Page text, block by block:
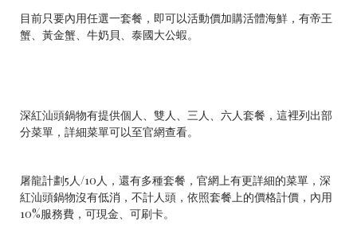
目前只要內用任選一套餐，即可以活動價加購活體海鮮，有帝王
蟹、黃金蟹、牛奶貝、泰國大公蝦。
深紅汕頭鍋物有提供個人、雙人、三人、六人套餐，這裡列出部
分菜單，詳細菜單可以至官網查看。
屠龍計劃5人/10人，還有多種套餐，官網上有更詳細的菜單，深
紅汕頭鍋物沒有低消，不計人頭，依照套餐上的價格計價，內用
10%服務費，可現金、可刷卡。